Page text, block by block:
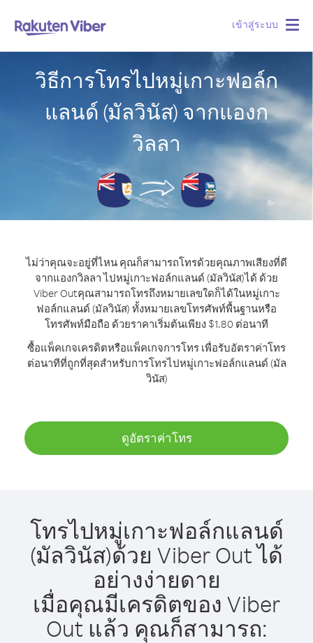
เข้าสู่ระบบ
วิธีการโทรไปหมู่เกาะฟอล์ก
แลนด์ (มัลวินัส) จากแองก
วิลลา
ไม่ว่าคุณจะอยู่ที่ไหน คุณก็สามารถโทรด้วยคุณภาพเสียงที่ดี
จากแองกวิลลา ไปหมู่เกาะฟอล์กแลนด์ (มัลวินัส)ได้ ด้วย
Viber Outคุณสามารถโทรถึงหมายเลขใดก็ได้ในหมู่เกาะ
ฟอล์กแลนด์ (มัลวินัส) ทั้งหมายเลขโทรศัพท์พื้นฐานหรือ
โทรศัพท์มือถือ ด้วยราคาเริ่มต้นเพียง $1.80 ต่อนาที
ซื้อแพ็คเกจเครดิตหรือแพ็คเกจการโทร เพื่อรับอัตราค่าโทร
ต่อนาทีที่ถูกที่สุดสำหรับการโทรไปหมู่เกาะฟอล์กแลนด์ (มัล
วินัส)
ดูอัตราค่าโทร
โทรไปหมู่เกาะฟอล์กแลนด์
(มัลวินัส)ด้วย Viber Out ได้
อย่างง่ายดาย
เมื่อคุณมีเครดิตของ Viber
Out แล้ว คุณก็สามารถ: